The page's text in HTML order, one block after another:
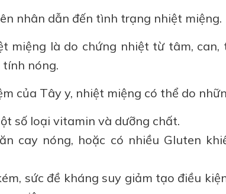
nhân dẫn đến tình trạng nhiệt miệng.
miệng là do chứng nhiệt từ tâm, can,
tính nóng.
của Tây y, nhiệt miệng có thể do
số loại vitamin và dưỡng chất.
cay nóng, hoặc có nhiều Gluten
sức đề kháng suy giảm tạo điều